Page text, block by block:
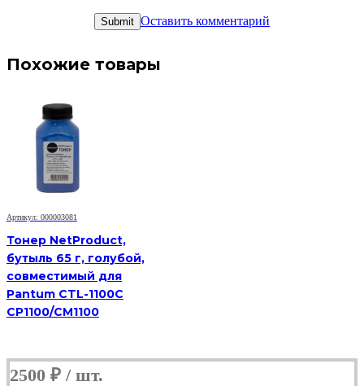
Оставить комментарий
Похожие товары
Артикул: 000003081
Тонер NetProduct,
бутыль 65 г, голубой,
совместимый для
Pantum CTL-1100C
CP1100/CM1100
2500 ₽